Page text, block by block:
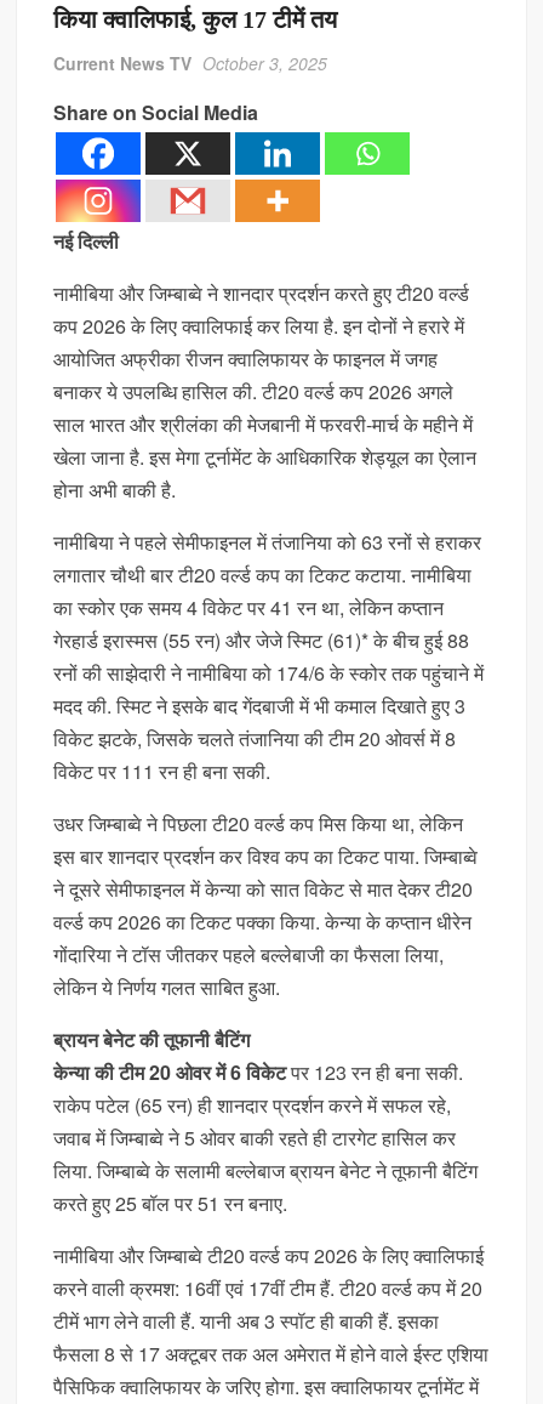
NEET UG पेपर लीक मामले में 12 अगस्त को कोर्ट सुनाएगा चार्जशीट पर अहम फैसला
बारिश में भीग गया स्मार्टफोन? ये गलतियां कर सकती हैं फोन को हमेशा के लिए खराब
श्रीलंका क्रिकेट और हथुरुसिंघे का कानूनी विवाद खत्म, SLC ने दिए 1.56 करोड़ रुपये
किया क्वालिफाई, कुल 17 टीमें तय
Current News TV October 3, 2025
Share on Social Media
नई दिल्ली
नामीबिया और जिम्बाब्वे ने शानदार प्रदर्शन करते हुए टी20 वर्ल्ड
कप 2026 के लिए क्वालिफाई कर लिया है. इन दोनों ने हरारे में
आयोजित अफ्रीका रीजन क्वालिफायर के फाइनल में जगह
बनाकर ये उपलब्धि हासिल की. टी20 वर्ल्ड कप 2026 अगले
साल भारत और श्रीलंका की मेजबानी में फरवरी-मार्च के महीने में
खेला जाना है. इस मेगा टूर्नामेंट के आधिकारिक शेड्यूल का ऐलान
होना अभी बाकी है.
नामीबिया ने पहले सेमीफाइनल में तंजानिया को 63 रनों से हराकर
लगातार चौथी बार टी20 वर्ल्ड कप का टिकट कटाया. नामीबिया
का स्कोर एक समय 4 विकेट पर 41 रन था, लेकिन कप्तान
गेरहार्ड इरास्मस (55 रन) और जेजे स्मिट (61)* के बीच हुई 88
रनों की साझेदारी ने नामीबिया को 174/6 के स्कोर तक पहुंचाने में
मदद की. स्मिट ने इसके बाद गेंदबाजी में भी कमाल दिखाते हुए 3
विकेट झटके, जिसके चलते तंजानिया की टीम 20 ओवर्स में 8
विकेट पर 111 रन ही बना सकी.
उधर जिम्बाब्वे ने पिछला टी20 वर्ल्ड कप मिस किया था, लेकिन
इस बार शानदार प्रदर्शन कर विश्व कप का टिकट पाया. जिम्बाब्वे
ने दूसरे सेमीफाइनल में केन्या को सात विकेट से मात देकर टी20
वर्ल्ड कप 2026 का टिकट पक्का किया. केन्या के कप्तान धीरेन
गोंदारिया ने टॉस जीतकर पहले बल्लेबाजी का फैसला लिया,
लेकिन ये निर्णय गलत साबित हुआ.
ब्रायन बेनेट की तूफानी बैटिंग
केन्या की टीम 20 ओवर में 6 विकेटपर 123 रन ही बना सकी.
राकेप पटेल (65 रन) ही शानदार प्रदर्शन करने में सफल रहे,
जवाब में जिम्बाब्वे ने 5 ओवर बाकी रहते ही टारगेट हासिल कर
लिया. जिम्बाब्वे के सलामी बल्लेबाज ब्रायन बेनेट ने तूफानी बैटिंग
करते हुए 25 बॉल पर 51 रन बनाए.
नामीबिया और जिम्बाब्वे टी20 वर्ल्ड कप 2026 के लिए क्वालिफाई
करने वाली क्रमश: 16वीं एवं 17वीं टीम हैं. टी20 वर्ल्ड कप में 20
टीमें भाग लेने वाली हैं. यानी अब 3 स्पॉट ही बाकी हैं. इसका
फैसला 8 से 17 अक्टूबर तक अल अमेरात में होने वाले ईस्ट एशिया
पैसिफिक क्वालिफायर के जरिए होगा. इस क्वालिफायर टूर्नामेंट में